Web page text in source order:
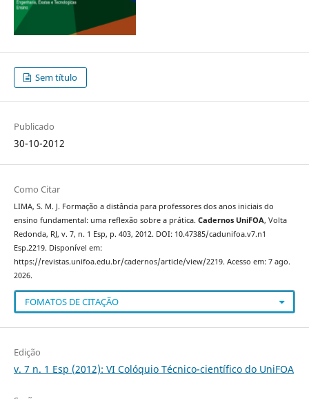
Sem título
Publicado
30-10-2012
Como Citar
LIMA, S. M. J. Formação a distância para professores dos anos iniciais do
ensino fundamental: uma reflexão sobre a prática. Cadernos UniFOA, Volta
Redonda, RJ, v. 7, n. 1 Esp, p. 403, 2012. DOI: 10.47385/cadunifoa.v7.n1
Esp.2219. Disponível em:
https://revistas.unifoa.edu.br/cadernos/article/view/2219. Acesso em: 7 ago.
2026.
FOMATOS DE CITAÇÃO
Edição
v. 7 n. 1 Esp (2012): VI Colóquio Técnico-científico do UniFOA